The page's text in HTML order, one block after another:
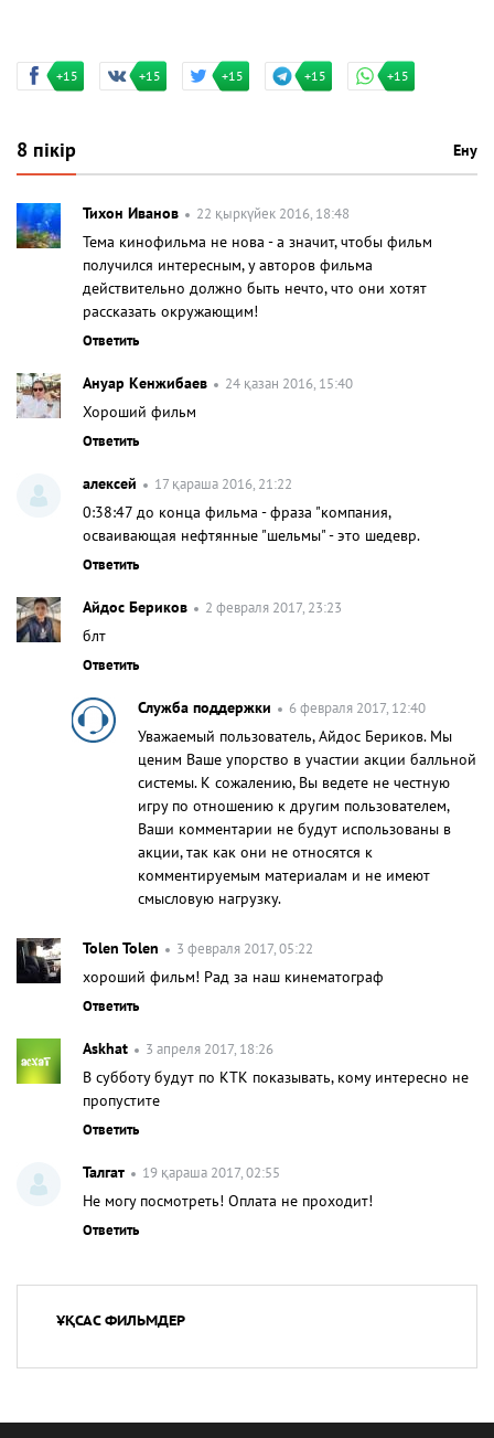
+15 +15 +15 +15 +15
8 пікір Ену
Тихон Иванов 22 қыркүйек 2016, 18:48
Тема кинофильма не нова - а значит, чтобы фильм
получился интересным, у авторов фильма
действительно должно быть нечто, что они хотят
рассказать окружающим!
Ответить
Ануар Кенжибаев 24 қазан 2016, 15:40
Хороший фильм
Ответить
алексей 17 қараша 2016, 21:22
0:38:47 до конца фильма - фраза "компания,
осваивающая нефтянные "шельмы" - это шедевр.
Ответить
Айдос Бериков 2 февраля 2017, 23:23
блт
Ответить
Служба поддержки 6 февраля 2017, 12:40
Уважаемый пользователь, Айдос Бериков. Мы
ценим Ваше упорство в участии акции балльной
системы. К сожалению, Вы ведете не честную
игру по отношению к другим пользователем,
Ваши комментарии не будут использованы в
акции, так как они не относятся к
комментируемым материалам и не имеют
смысловую нагрузку.
Tolen Tolen 3 февраля 2017, 05:22
хороший фильм! Рад за наш кинематограф
Ответить
Askhat 3 апреля 2017, 18:26
В субботу будут по КТК показывать, кому интересно не
пропустите
Ответить
Талгат 19 қараша 2017, 02:55
Не могу посмотреть! Оплата не проходит!
Ответить
ҰҚСАС ФИЛЬМДЕР